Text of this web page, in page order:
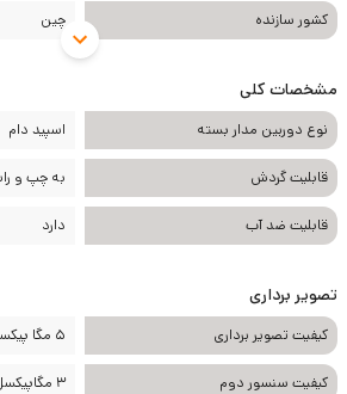
دارای اپلیکیشن مخصوص موبایلکشور سازنده چین
مشخصات کلی
نوع دوربین مدار بسته اسپید دام
قابلیت گردش به چپ و
قابلیت ضد آب دارد
تصویر برداری
کیفیت تصویر برداری 5 مگا پیکسل
کیفیت سنسور دوم 3 مگاپیکسل